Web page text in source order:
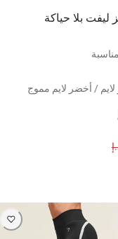
ليفت بلا حياكة
/ أخضر لايم مموج